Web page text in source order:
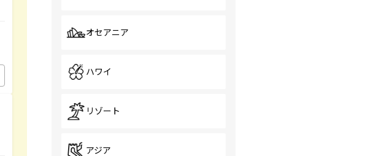
オセアニア
ハワイ
リゾート
アジア